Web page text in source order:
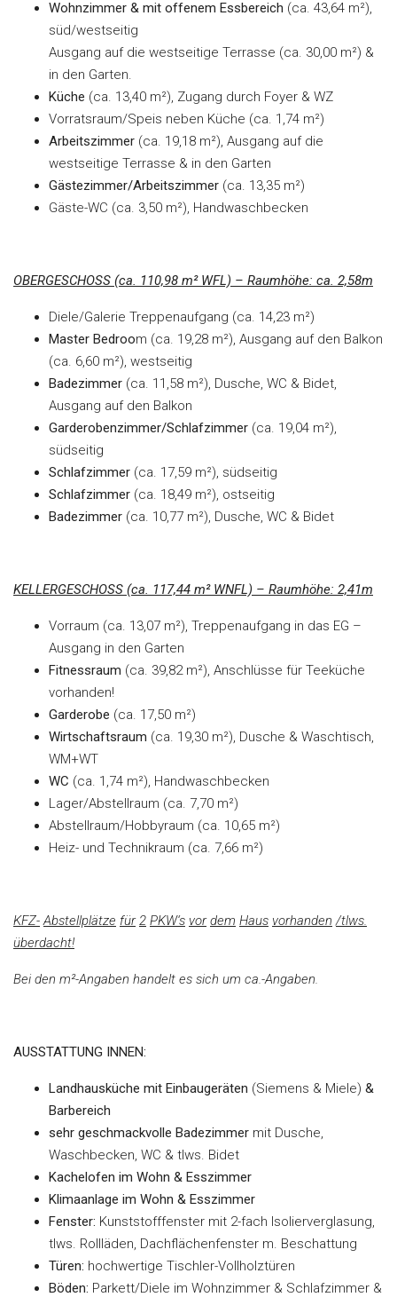
Wohnzimmer & mit offenem Essbereich (ca. 43,64 m²),
süd/westseitig
Ausgang auf die westseitige Terrasse (ca. 30,00 m²) &
in den Garten.
Küche (ca. 13,40 m²), Zugang durch Foyer & WZ
Vorratsraum/Speis neben Küche (ca. 1,74 m²)
Arbeitszimmer (ca. 19,18 m²), Ausgang auf die
westseitige Terrasse & in den Garten
Gästezimmer/Arbeitszimmer (ca. 13,35 m²)
Gäste-WC (ca. 3,50 m²), Handwaschbecken
OBERGESCHOSS (ca. 110,98 m² WFL) – Raumhöhe: ca. 2,58m
Diele/Galerie Treppenaufgang (ca. 14,23 m²)
Master Bedroom (ca. 19,28 m²), Ausgang auf den Balkon
(ca. 6,60 m²), westseitig
Badezimmer (ca. 11,58 m²), Dusche, WC & Bidet,
Ausgang auf den Balkon
Garderobenzimmer/Schlafzimmer (ca. 19,04 m²),
südseitig
Schlafzimmer (ca. 17,59 m²), südseitig
Schlafzimmer (ca. 18,49 m²), ostseitig
Badezimmer (ca. 10,77 m²), Dusche, WC & Bidet
KELLERGESCHOSS (ca. 117,44 m² WNFL) – Raumhöhe: 2,41m
Vorraum (ca. 13,07 m²), Treppenaufgang in das EG –
Ausgang in den Garten
Fitnessraum (ca. 39,82 m²), Anschlüsse für Teeküche
vorhanden!
Garderobe (ca. 17,50 m²)
Wirtschaftsraum (ca. 19,30 m²), Dusche & Waschtisch,
WM+WT
WC (ca. 1,74 m²), Handwaschbecken
Lager/Abstellraum (ca. 7,70 m²)
Abstellraum/Hobbyraum (ca. 10,65 m²)
Heiz- und Technikraum (ca. 7,66 m²)
KFZ- Abstellplätze für 2 PKW‘s vor dem Haus vorhanden /tlws.
überdacht!
Bei den m²-Angaben handelt es sich um ca.-Angaben.
AUSSTATTUNG INNEN:
Landhausküche mit Einbaugeräten (Siemens & Miele) &
Barbereich
sehr geschmackvolle Badezimmer mit Dusche,
Waschbecken, WC & tlws. Bidet
Kachelofen im Wohn & Esszimmer
Klimaanlage im Wohn & Esszimmer
Fenster: Kunststofffenster mit 2-fach Isolierverglasung,
tlws. Rollläden, Dachflächenfenster m. Beschattung
Türen: hochwertige Tischler-Vollholztüren
Böden: Parkett/Diele im Wohnzimmer & Schlafzimmer &